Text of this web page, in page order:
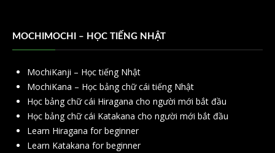
MOCHIMOCHI – HỌC TIẾNG NHẬT
MochiKanji – Học tiếng Nhật
MochiKana – Học bảng chữ cái tiếng Nhật
Học bảng chữ cái Hiragana cho người mới bắt đầu
Học bảng chữ cái Katakana cho người mới bắt đầu
Learn Hiragana for beginner
Learn Katakana for beginner